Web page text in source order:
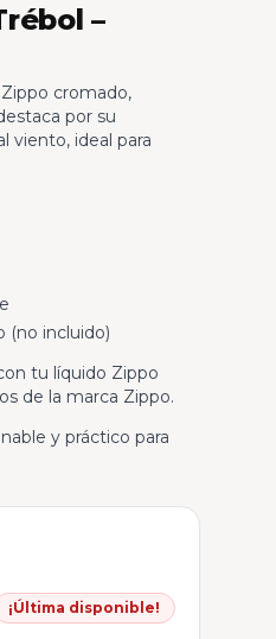
–
cromado,
por su
viento, ideal para
(no incluido)
tu líquido Zippo
de la marca Zippo.
y práctico para
¡Última disponible!